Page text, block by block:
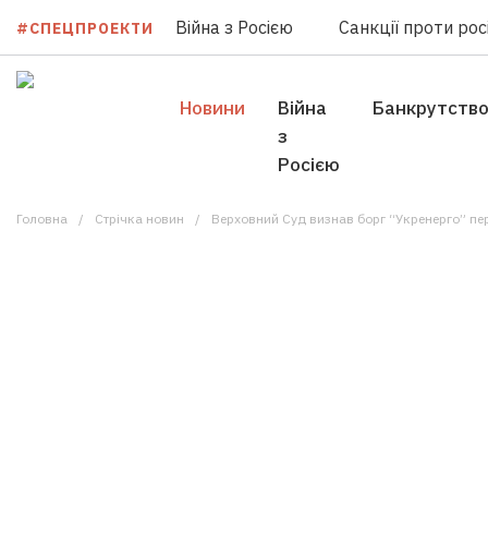
#СПЕЦПРОЕКТИ Війна з Росією Санкції проти
Новини
Війна
з
Росією
Банкрутство
Головна Стрічка новин Верховний Суд визнав борг “Укренерго”